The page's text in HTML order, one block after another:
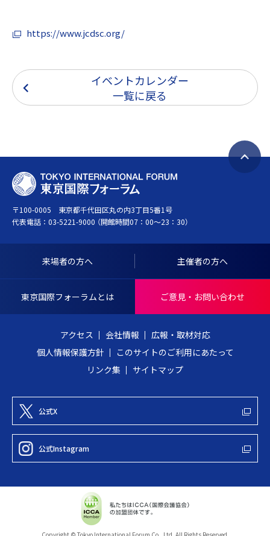
https://www.jcdsc.org/
イベントカレンダー
一覧に戻る
ペ
プ
戻
る
T
O
K
Y
O
N
N
O
〒100-0005 東京都千代田区丸の内3丁目5番1号
代表電話： 03-5221-9000 （開館時間07：00～23：30）
来場者の方へ 主催者の方へ
東京国際フォーラムとは ご意見・お問い合わせ
アクセス 会社情報
広報・取材対応
個人情報保護方針
このサイトのご利用にあたって
リンク集
サイトマップ
公式X
公式Instagram